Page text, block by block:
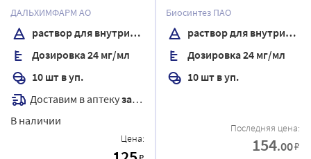
внутривенного введения
10 мл
ДАЛЬХИМФАРМ АО
раствор для внутривенного введения
Дозировка 24 мг/мл
10 шт в уп.
Доставим в аптекузавтра
В наличии
Цена:
внутривенного введения
10 мл
Биосинтез ПАО
раствор для внутривенного введения
Дозировка 24 мг/мл
10 шт в уп.
Последняя цена:
154.00₽